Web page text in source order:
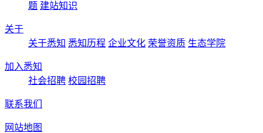
题 建站知识
关于
关于悉知 悉知历程 企业文化 荣誉资质 生态学院
加入悉知
社会招聘 校园招聘
联系我们
网站地图